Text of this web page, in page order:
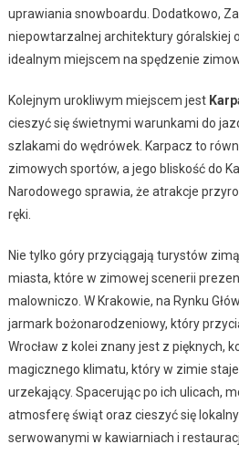
uprawiania snowboardu. Dodatkowo,
niepowtarzalnej architektury góralskiej
idealnym miejscem na spędzenie
Kolejnym urokliwym miejscem jest
cieszyć się świetnymi warunkami do
szlakami do wędrówek. Karpacz to
zimowych sportów, a jego bliskość do
Narodowego sprawia, że atrakcje
ręki.
Nie tylko góry przyciągają turystów
miasta, które w zimowej scenerii
malowniczo. W Krakowie, na Rynku
jarmark bożonarodzeniowy, który
Wrocław z kolei znany jest z pięknych,
magicznego klimatu, który w zimie
urzekający. Spacerując po ich ulicach,
atmosferę świąt oraz cieszyć się
serwowanymi w kawiarniach i